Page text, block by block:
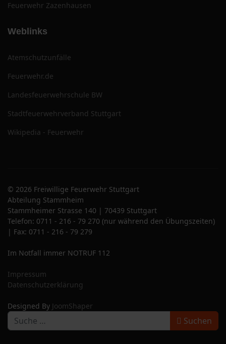
Feuerwehr Zazenhausen
Weblinks
Atemschutzunfälle
Feuerwehr.de
Landesfeuerwehrschule BW
Stadtfeuerwehrverband Stuttgart
Wikipedia - Feuerwehr
© 2026 Freiwillige Feuerwehr Stuttgart
Abteilung Stammheim
Stammheimer Strasse 140 | 70439 Stuttgart
Telefon: 0711 - 216 - 79 270 (nur während den Übungszeiten)
| Fax: 0711 - 216 - 79 279
Im Notfall immer NOTRUF 112
Impressum
Datenschutzerklärung
Designed By JoomShaper
Suchen